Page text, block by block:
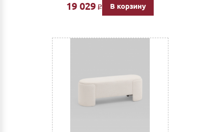
19 029 Р В корзину